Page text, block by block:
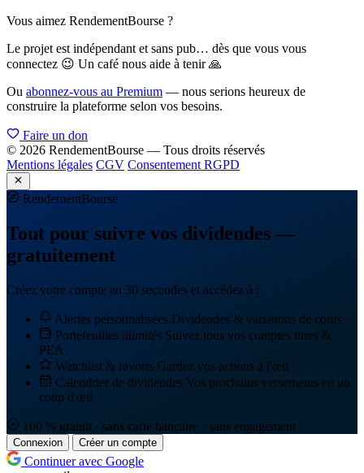
Vous aimez RendementBourse ?
Le projet est indépendant et sans pub… dès que vous vous
connectez 😉 Un café nous aide à tenir 🙏
Ou abonnez-vous au Premium — nous serions heureux de
construire la plateforme selon vos besoins.
Faire un don
© 2026 RendementBourse — Tous droits réservés
Mentions légales CGV Consentement RGPD
RendementBourse
Tout pour suivre vos dividendes —
gratuitement
Créez votre compte en 30 secondes et accédez à :
Alertes personnalisées Dividendes & variations de cours
Portefeuilles illimités Suivez tous vos comptes titres &
PEA
Watchlist & favoris Gardez vos actions à l'œil
Calendrier de dividendes Vos prochains versements en un
coup d'œil
100 % gratuit · sans carte bancaire · sans engagement
Connexion Créer un compte
Continuer avec Google